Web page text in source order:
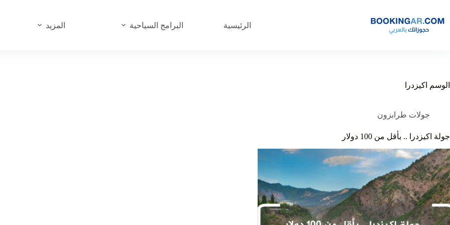
المحتوى
الرئيسية البرامج السياحية المزيد
الوسم اكيزدرا
جولات طرابزون
جولة اكيزدرا .. بأقل من 100 دولار